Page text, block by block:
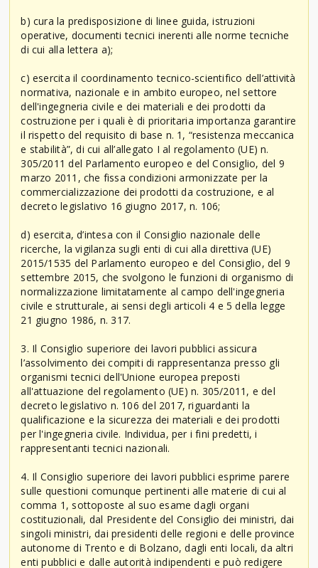
b) cura la predisposizione di linee guida, istruzioni
operative, documenti tecnici inerenti alle norme tecniche
di cui alla lettera a);
c) esercita il coordinamento tecnico-scientifico dell’attività
normativa, nazionale e in ambito europeo, nel settore
dell'ingegneria civile e dei materiali e dei prodotti da
costruzione per i quali è di prioritaria importanza garantire
il rispetto del requisito di base n. 1, “resistenza meccanica
e stabilità”, di cui all’allegato I al regolamento (UE) n.
305/2011 del Parlamento europeo e del Consiglio, del 9
marzo 2011, che fissa condizioni armonizzate per la
commercializzazione dei prodotti da costruzione, e al
decreto legislativo 16 giugno 2017, n. 106;
d) esercita, d’intesa con il Consiglio nazionale delle
ricerche, la vigilanza sugli enti di cui alla direttiva (UE)
2015/1535 del Parlamento europeo e del Consiglio, del 9
settembre 2015, che svolgono le funzioni di organismo di
normalizzazione limitatamente al campo dell'ingegneria
civile e strutturale, ai sensi degli articoli 4 e 5 della legge
21 giugno 1986, n. 317.
3. Il Consiglio superiore dei lavori pubblici assicura
l’assolvimento dei compiti di rappresentanza presso gli
organismi tecnici dell'Unione europea preposti
all'attuazione del regolamento (UE) n. 305/2011, e del
decreto legislativo n. 106 del 2017, riguardanti la
qualificazione e la sicurezza dei materiali e dei prodotti
per l'ingegneria civile. Individua, per i fini predetti, i
rappresentanti tecnici nazionali.
4. Il Consiglio superiore dei lavori pubblici esprime parere
sulle questioni comunque pertinenti alle materie di cui al
comma 1, sottoposte al suo esame dagli organi
costituzionali, dal Presidente del Consiglio dei ministri, dai
singoli ministri, dai presidenti delle regioni e delle province
autonome di Trento e di Bolzano, dagli enti locali, da altri
enti pubblici e dalle autorità indipendenti e può redigere